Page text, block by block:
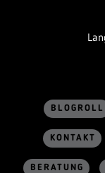
BLOGROLL
KONTAKT
BERATUNG